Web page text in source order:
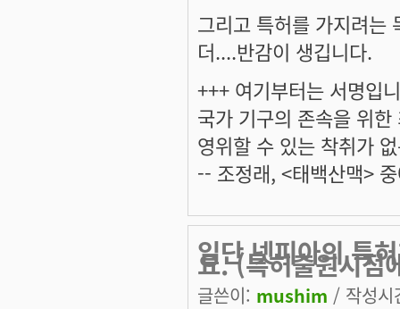
그리고 특허를 가지려는
더....반감이 생깁니다.
+++ 여기부터는 서명입
국가 기구의 존속을 위
영위할 수 있는 착취가
-- 조정래, <태백산맥>
일단 넷피아의 특
요. (특허출원시점
글쓴이: mushim / 작성